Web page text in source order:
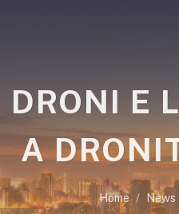
DRONI E
A
Home News